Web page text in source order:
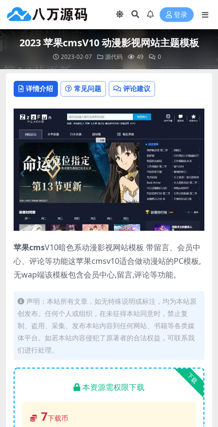
登录
2023 苹果cmsV10 动漫影视网站主题模板
2023-02-07 源代码 49 0
详情介绍 常见问题 评论建议
苹果cmsV10暗色系动漫影视网站模板 带留言、会员中
心、评论等功能这苹果cmsv10适合做动漫站的PC模板,
无wap端该模板包含会员中心,留言,评论等功能。
声明：本站所有文章，如无特殊说明或标注，均为本站原
创发布。任何个人或组织，在未征得本站同意时，禁止复
制、盗用、采集、发布本站内容到任何网站、书籍等各类媒
体平台。如若本站内容侵犯了原著者的合法权益，可联系我
们进行处理。
下载
本资源需权限下载
7下载币